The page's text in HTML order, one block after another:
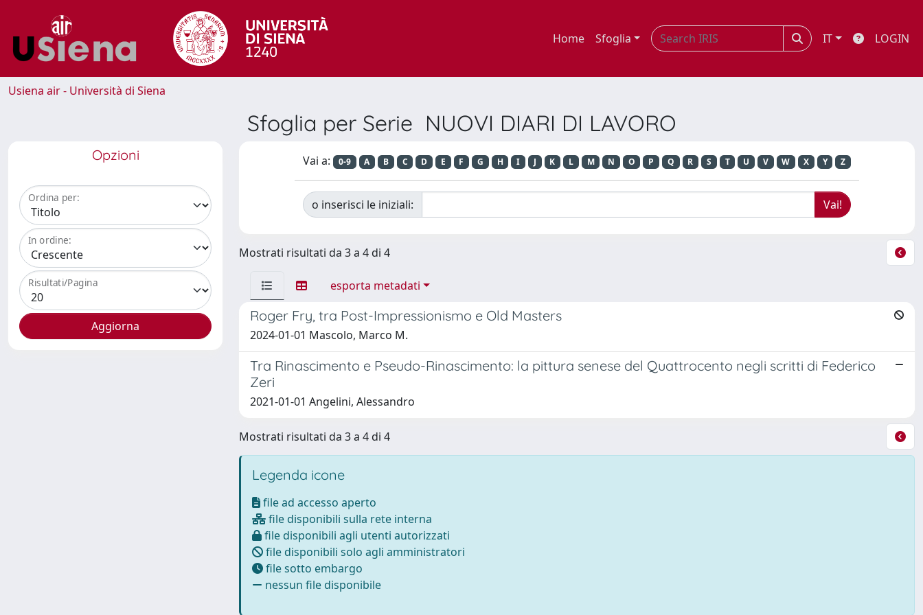
Home Sfoglia IT LOGIN
Usiena air - Università di Siena
Sfoglia per Serie NUOVI DIARI DI LAVORO
Opzioni
Ordina per:
In ordine:
Risultati/Pagina
Vai a: 0-9 A B C D E F G H I J K L M N O P Q R S T U V W X Y Z
o inserisci le iniziali:
Mostrati risultati da 3 a 4 di 4
esporta metadati
Roger Fry, tra Post-Impressionismo e Old Masters
2024-01-01 Mascolo, Marco M.
Tra Rinascimento e Pseudo-Rinascimento: la pittura senese del Quattrocento negli scritti di Federico
Zeri
2021-01-01 Angelini, Alessandro
Mostrati risultati da 3 a 4 di 4
Legenda icone
file ad accesso aperto
file disponibili sulla rete interna
file disponibili agli utenti autorizzati
file disponibili solo agli amministratori
file sotto embargo
nessun file disponibile